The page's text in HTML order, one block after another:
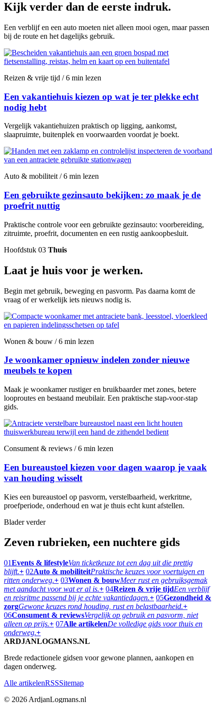
Kijk verder dan de eerste indruk.
Een verblijf en een auto moeten niet alleen mooi ogen, maar passen
bij de route en het dagelijks gebruik.
Reizen & vrije tijd / 6 min lezen
Een vakantiehuis kiezen op wat je ter plekke echt
nodig hebt
Vergelijk vakantiehuizen praktisch op ligging, aankomst,
slaapruimte, buitenplek en voorwaarden voordat je boekt.
Auto & mobiliteit / 6 min lezen
Een gebruikte gezinsauto bekijken: zo maak je de
proefrit nuttig
Praktische controle voor een gebruikte gezinsauto: voorbereiding,
zitruimte, proefrit, documenten en een rustig aankoopbesluit.
Hoofdstuk 03 Thuis
Laat je huis voor je werken.
Begin met gebruik, beweging en pasvorm. Pas daarna komt de
vraag of er werkelijk iets nieuws nodig is.
Wonen & bouw / 6 min lezen
Je woonkamer opnieuw indelen zonder nieuwe
meubels te kopen
Maak je woonkamer rustiger en bruikbaarder met zones, betere
looproutes en bestaand meubilair. Een praktische stap-voor-stap
gids.
Consument & reviews / 6 min lezen
Een bureaustoel kiezen voor dagen waarop je vaak
van houding wisselt
Kies een bureaustoel op pasvorm, verstelbaarheid, werkritme,
proefperiode, onderhoud en wat je thuis echt kunt afstellen.
Blader verder
Zeven rubrieken, een nuchtere gids
01Events & lifestyleVan ticketkeuze tot een dag uit die prettig
blijft.+ 02Auto & mobiliteitPraktische keuzes voor voertuigen en
ritten onderweg.+ 03Wonen & bouwMeer rust en gebruiksgemak
met aandacht voor wat er al is.+ 04Reizen & vrije tijdEen verblijf
en reisritme passend bij je echte vakantiedagen.+ 05Gezondheid &
zorgGewone keuzes rond houding, rust en belastbaarheid.+
06Consument & reviewsVergelijk op gebruik en pasvorm, niet
alleen op prijs.+ 07Alle artikelenDe volledige gids voor thuis en
onderweg.+
ARDJANLOGMANS.NL
Brede redactionele gidsen voor gewone plannen, aankopen en
dagen onderweg.
Alle artikelenRSSSitemap
© 2026 ArdjanLogmans.nl